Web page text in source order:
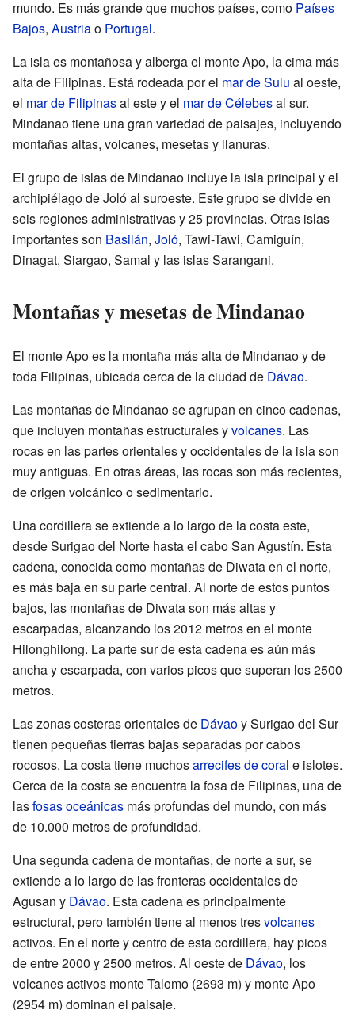
mundo. Es más grande que muchos países, como Países
Bajos, Austriao Portugal.
La isla es montañosa y alberga el monte Apo, la cima más
alta de Filipinas. Está rodeada por el mar de Sulu al oeste,
el mar de Filipinasal este y el mar de Célebesal sur.
Mindanao tiene una gran variedad de paisajes, incluyendo
montañas altas, volcanes, mesetas y llanuras.
El grupo de islas de Mindanao incluye la isla principal y el
archipiélago de Joló al suroeste. Este grupo se divide en
seis regiones administrativas y 25 provincias. Otras islas
importantes son Basilán, Joló, Tawi-Tawi, Camiguín,
Dinagat, Siargao, Samal y las islas Sarangani.
Montañas y mesetas de Mindanao
El monte Apo es la montaña más alta de Mindanao y de
toda Filipinas, ubicada cerca de la ciudad de Dávao.
Las montañas de Mindanao se agrupan en cinco cadenas,
que incluyen montañas estructurales yvolcanes. Las
rocas en las partes orientales y occidentales de la isla son
muy antiguas. En otras áreas, las rocas son más recientes,
de origen volcánico o sedimentario.
Una cordillera se extiende a lo largo de la costa este,
desde Surigao del Norte hasta el cabo San Agustín. Esta
cadena, conocida como montañas de Diwata en el norte,
es más baja en su parte central. Al norte de estos puntos
bajos, las montañas de Diwata son más altas y
escarpadas, alcanzando los 2012 metros en el monte
Hilonghilong. La parte sur de esta cadena es aún más
ancha y escarpada, con varios picos que superan los 2500
metros.
Las zonas costeras orientales de Dávaoy Surigao del Sur
tienen pequeñas tierras bajas separadas por cabos
rocosos. La costa tiene muchosarrecifes de coral e islotes.
Cerca de la costa se encuentra la fosa de Filipinas, una de
lasfosas oceánicas más profundas del mundo, con más
de 10.000 metros de profundidad.
Una segunda cadena de montañas, de norte a sur, se
extiende a lo largo de las fronteras occidentales de
Agusan y Dávao. Esta cadena es principalmente
estructural, pero también tiene al menos tresvolcanes
activos. En el norte y centro de esta cordillera, hay picos
de entre 2000 y 2500 metros. Al oeste de Dávao, los
volcanes activos monte Talomo (2693 m) y monte Apo
(2954 m) dominan el paisaje.